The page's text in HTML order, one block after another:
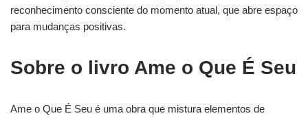
reconhecimento consciente do momento atual, que abre espaço
para mudanças positivas.
Sobre o livro Ame o Que É Seu
Ame o Que É Seu é uma obra que mistura elementos de